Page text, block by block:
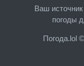
Ваш
погоды
Погода.lol